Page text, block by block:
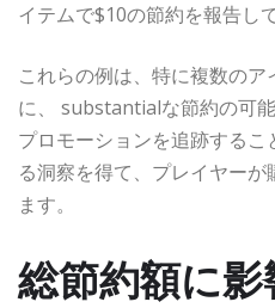
イテムで$10の節約を報告し
これらの例は、特に複数の
に、 substantialな節約の可
プロモーションを追跡する
る洞察を得て、プレイヤー
ます。
総節約額に